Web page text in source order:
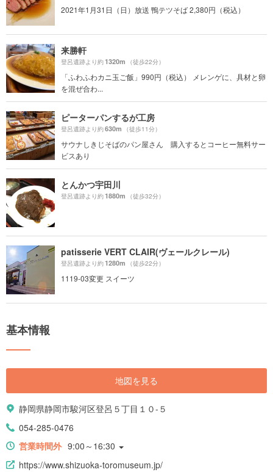
2021年1月31日（日）放送 鴨テツそば 2,380円（税込）
来勝軒
登呂遺跡より約1320m （徒歩22分）
「ふわふわカニ玉ご飯」990円（税込） メレンゲに、具材と卵
を混ぜ合わ...
ピーターパンするが工房
登呂遺跡より約630m （徒歩11分）
サウナしきじそばのパン屋さん 購入するとコーヒー無料サー
ビスあり
とんかつ宇田川
登呂遺跡より約1880m （徒歩32分）
patisserie VERT CLAIR(ヴェールクレール)
登呂遺跡より約1280m （徒歩22分）
1119-03変更 スイーツ
基本情報
地図を見る
静岡県静岡市駿河区登呂５丁目１０-５
054-285-0476
営業時間外 9:00～16:30
https://www.shizuoka-toromuseum.jp/